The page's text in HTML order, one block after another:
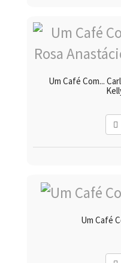
Um Café Com...
Um Café